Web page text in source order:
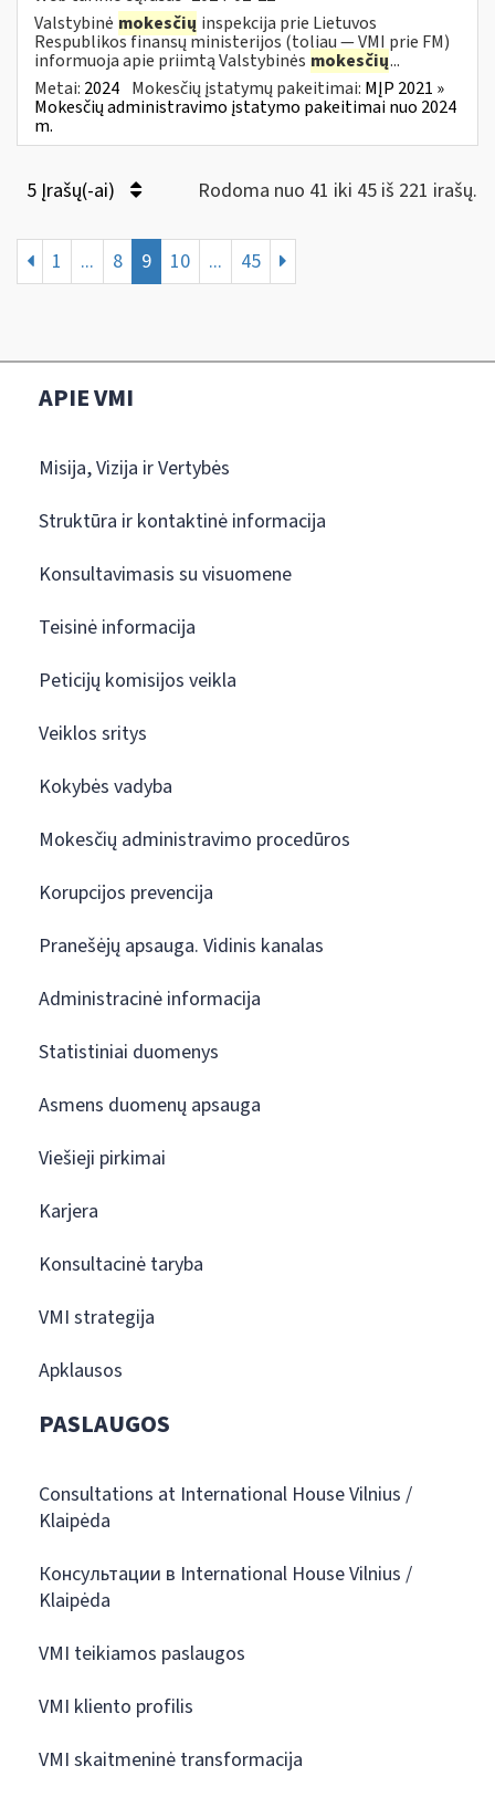
Valstybinė mokesčių inspekcija prie Lietuvos
Respublikos finansų ministerijos (toliau ― VMI prie FM)
informuoja apie priimtą Valstybinės mokesčių...
Metai: 2024 Mokesčių įstatymų pakeitimai: MĮP 2021 »
Mokesčių administravimo įstatymo pakeitimai nuo 2024
m.
5 Įrašų(-ai) Rodoma nuo 41 iki 45 iš 221 irašų.
1 ... 8 9 10 ... 45
APIE VMI
Misija, Vizija ir Vertybės
Struktūra ir kontaktinė informacija
Konsultavimasis su visuomene
Teisinė informacija
Peticijų komisijos veikla
Veiklos sritys
Kokybės vadyba
Mokesčių administravimo procedūros
Korupcijos prevencija
Pranešėjų apsauga. Vidinis kanalas
Administracinė informacija
Statistiniai duomenys
Asmens duomenų apsauga
Viešieji pirkimai
Karjera
Konsultacinė taryba
VMI strategija
Apklausos
PASLAUGOS
Consultations at International House Vilnius /
Klaipėda
Консультации в International House Vilnius /
Klaipėda
VMI teikiamos paslaugos
VMI kliento profilis
VMI skaitmeninė transformacija